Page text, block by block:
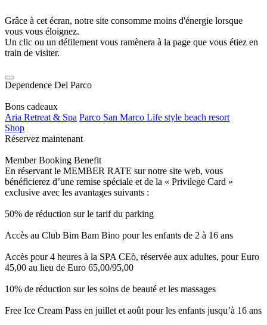
Grâce à cet écran, notre site consomme moins d'énergie lorsque
vous vous éloignez.
Un clic ou un défilement vous ramènera à la page que vous étiez en
train de visiter.
Dependence Del Parco
Bons cadeaux
Aria Retreat & Spa Parco San Marco Life style beach resort
Shop
Réservez maintenant
Member Booking Benefit
En réservant le MEMBER RATE sur notre site web, vous
bénéficierez d’une remise spéciale et de la « Privilege Card »
exclusive avec les avantages suivants :
50% de réduction sur le tarif du parking
Accès au Club Bim Bam Bino pour les enfants de 2 à 16 ans
Accès pour 4 heures à la SPA CEò, réservée aux adultes, pour Euro
45,00 au lieu de Euro 65,00/95,00
10% de réduction sur les soins de beauté et les massages
Free Ice Cream Pass en juillet et août pour les enfants jusqu’à 16 ans